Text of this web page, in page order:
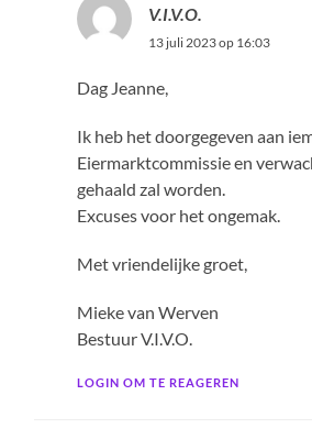
V.I.V.O.
13 juli 2023 op 16:03
Dag Jeanne,
Ik heb het doorgegeven aan
Eiermarktcommissie en
gehaald zal worden.
Excuses voor het ongemak.
Met vriendelijke groet,
Mieke van Werven
Bestuur V.I.V.O.
LOGIN OM TE REAGEREN